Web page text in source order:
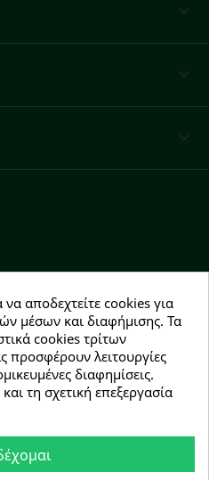



είστε οι πρώτοι που θα
προσφορές, εκπτώσεις
αποδεχτείτε cookies για
μέσων και διαφήμισης. Τα
cookies τρίτων
προσφέρουν λειτουργίες
διαφημίσεις.
τη σχετική επεξεργασία